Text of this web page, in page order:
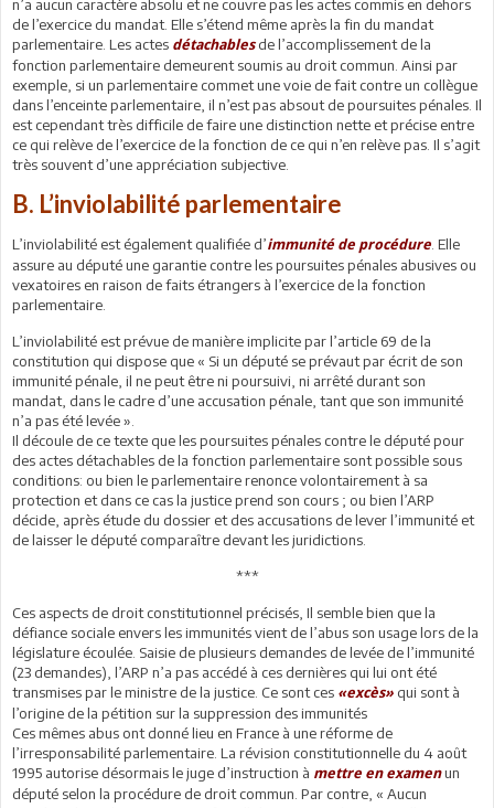
n’a aucun caractère absolu et ne couvre pas les actes commis en dehors
de l’exercice du mandat. Elle s’étend même après la fin du mandat
parlementaire. Les actes détachablesde l’accomplissement de la
fonction parlementaire demeurent soumis au droit commun. Ainsi par
exemple, si un parlementaire commet une voie de fait contre un collègue
dans l’enceinte parlementaire, il n’est pas absout de poursuites pénales. Il
est cependant très difficile de faire une distinction nette et précise entre
ce qui relève de l’exercice de la fonction de ce qui n’en relève pas. Il s’agit
très souvent d’une appréciation subjective.
B. L’inviolabilité parlementaire
L’inviolabilité est également qualifiée d’immunité de procédure . Elle
assure au député une garantie contre les poursuites pénales abusives ou
vexatoires en raison de faits étrangers à l’exercice de la fonction
parlementaire.
L’inviolabilité est prévue de manière implicite par l’article 69 de la
constitution qui dispose que « Si un député se prévaut par écrit de son
immunité pénale, il ne peut être ni poursuivi, ni arrêté durant son
mandat, dans le cadre d’une accusation pénale, tant que son immunité
n’a pas été levée ».
Il découle de ce texte que les poursuites pénales contre le député pour
des actes détachables de la fonction parlementaire sont possible sous
conditions: ou bien le parlementaire renonce volontairement à sa
protection et dans ce cas la justice prend son cours ; ou bien l’ARP
décide, après étude du dossier et des accusations de lever l’immunité et
de laisser le député comparaître devant les juridictions.
***
Ces aspects de droit constitutionnel précisés, Il semble bien que la
défiance sociale envers les immunités vient de l’abus son usage lors de la
législature écoulée. Saisie de plusieurs demandes de levée de l’immunité
(23 demandes), l’ARP n’a pas accédé à ces dernières qui lui ont été
transmises par le ministre de la justice. Ce sont ces «excès» qui sont à
l’origine de la pétition sur la suppression des immunités
Ces mêmes abus ont donné lieu en France à une réforme de
l’irresponsabilité parlementaire. La révision constitutionnelle du 4 août
1995 autorise désormais le juge d’instruction à mettre en examenun
député selon la procédure de droit commun. Par contre, « Aucun